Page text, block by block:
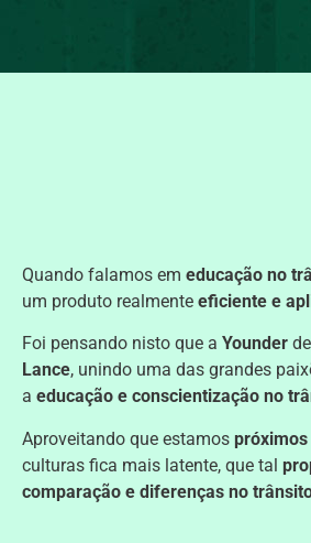
Quando falamos em educação no
um produto realmente eficiente e
Foi pensando nisto que a Younder
Lance, unindo uma das grandes
a educação e conscientização no
Aproveitando que estamos próximos
culturas fica mais latente, que tal
comparação e diferenças no